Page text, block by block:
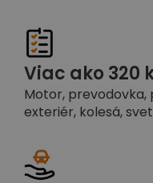
Viac ako 320
Motor, prevodovka,
exteriér, kolesá,